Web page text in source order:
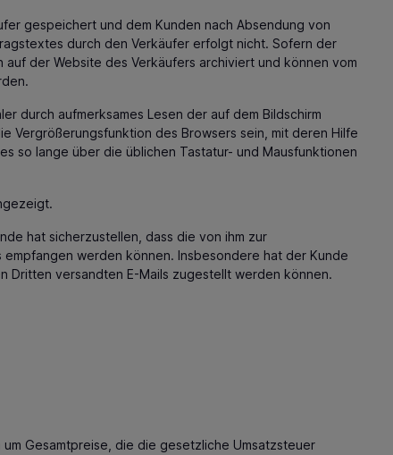
gespeichert und dem Kunden nach Absendung von
durch den Verkäufer erfolgt nicht. Sofern der
der Website des Verkäufers archiviert und können vom
durch aufmerksames Lesen der auf dem Bildschirm
Vergrößerungsfunktion des Browsers sein, mit deren Hilfe
so lange über die üblichen Tastatur- und Mausfunktionen
hat sicherzustellen, dass die von ihm zur
werden können. Insbesondere hat der Kunde
Dritten versandten E-Mails zugestellt werden können.
Gesamtpreise, die die gesetzliche Umsatzsteuer